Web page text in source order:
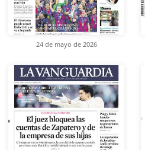
24 de mayo de 2026